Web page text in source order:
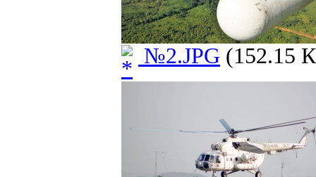
№2.JPG (152.15